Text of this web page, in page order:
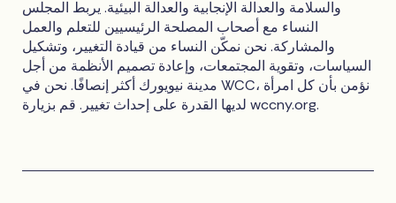
والسلامة والعدالة الإنجابية والعدالة البيئية. يربط المجلس
النساء مع أصحاب المصلحة الرئيسيين للتعلم والعمل
والمشاركة. نحن نمكّن النساء من قيادة التغيير، وتشكيل
السياسات، وتقوية المجتمعات، وإعادة تصميم الأنظمة من أجل
مدينة نيويورك أكثر إنصافًا. نحن في WCC، نؤمن بأن كل امرأة
لديها القدرة على إحداث تغيير. قم بزيارة wccny.org.